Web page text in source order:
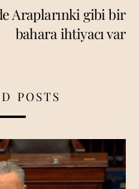
Araplarınki gibi bir
bahara ihtiyacı var
POSTS